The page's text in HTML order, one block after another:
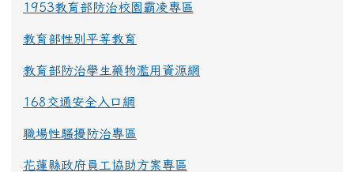
1953教育部防治校園霸凌專區
教育部性別平等教育
教育部防治學生藥物濫用資源網
168交通安全入口網
職場性騷擾防治專區
花蓮縣政府員工協助方案專區